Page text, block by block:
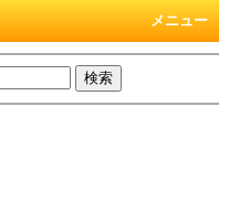
メニュー